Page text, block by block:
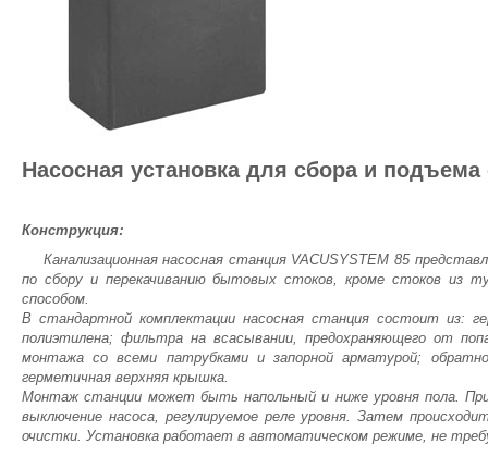
Насосная установка для сбора и
Конструкция:
Канализационная насосная станция VACUSYSTEM 85
по сбору и перекачиванию бытовых стоков, кроме стоков из
способом.
В стандартной комплектации насосная станция состоит из:
полиэтилена; фильтра на всасывании, предохраняющего от
монтажа со всеми патрубками и запорной арматурой;
герметичная верхняя крышка.
Монтаж станции может быть напольный и ниже уровня пола.
выключение насоса, регулируемое реле уровня. Затем
очистки. Установка работает в автоматическом режиме, не